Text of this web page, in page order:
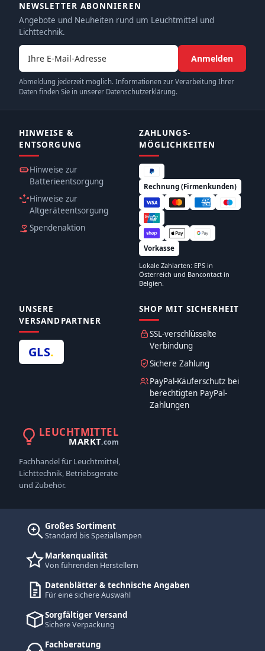
NEWSLETTER ABONNIEREN
Angebote und Neuheiten rund um Leuchtmittel und
Lichttechnik.
E-Mail-Adresse
Anmelden
Abmeldung jederzeit möglich. Informationen zur Verarbeitung Ihrer
Daten finden Sie in unserer Datenschutzerklärung.
HINWEISE &
ENTSORGUNG
Hinweise zur
Batterieentsorgung
Hinweise zur
Altgeräteentsorgung
Spendenaktion
ZAHLUNGS­
MÖGLICHKEITEN
Rechnung (Firmenkunden)
Vorkasse
Lokale Zahlarten: EPS in
Österreich und Bancontact in
Belgien.
UNSERE
VERSANDPARTNER
GLS.
SHOP MIT SICHERHEIT
SSL-verschlüsselte
Verbindung
Sichere Zahlung
PayPal-Käuferschutz bei
berechtigten PayPal-
Zahlungen
LEUCHTMITTEL
MARKT.com
Fachhandel für Leuchtmittel,
Lichttechnik, Betriebsgeräte
und Zubehör.
Großes Sortiment
Standard bis Speziallampen
Markenqualität
Von führenden Herstellern
Datenblätter & technische Angaben
Für eine sichere Auswahl
Sorgfältiger Versand
Sichere Verpackung
Fachberatung